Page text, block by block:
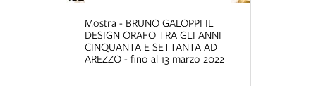
Mostra - BRUNO GALOPPI IL
DESIGN ORAFO TRA GLI ANNI
CINQUANTA E SETTANTA AD
AREZZO - fino al 13 marzo 2022